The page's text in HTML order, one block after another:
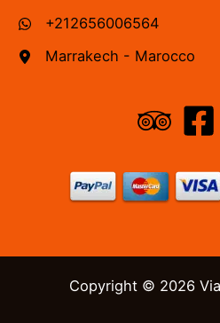
+212656006564
Marrakech - Marocco
Copyright © 2026